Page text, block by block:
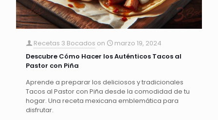
Recetas 3 Bocados on
marzo 19, 2024
Descubre Cómo Hacer los Auténticos Tacos al
Pastor con Piña
Aprende a preparar los deliciosos y tradicionales
Tacos al Pastor con Piña desde la comodidad de tu
hogar. Una receta mexicana emblemática para
disfrutar.